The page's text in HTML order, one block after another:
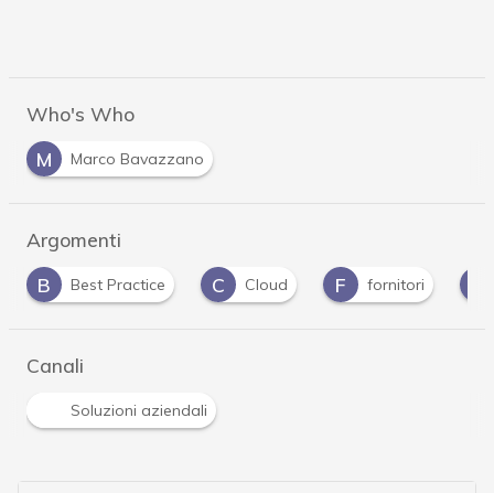
Who's Who
M
Marco Bavazzano
Argomenti
C
Cloud F fornitori identità digitale
Canali
Soluzioni aziendali